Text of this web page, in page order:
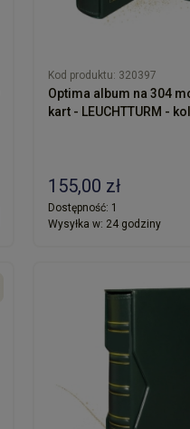
Kod produktu: 320397
Optima album na 304
kart - LEUCHTTURM -
155,00 zł
Dostępność: 1
Wysyłka w: 24 godziny